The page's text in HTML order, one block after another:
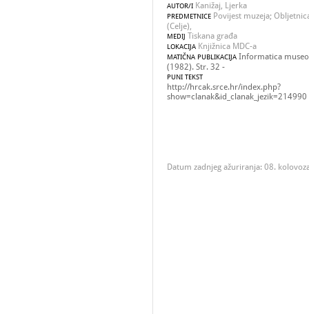
AUTOR/I Kanižaj, Ljerka
PREDMETNICE Povijest muzeja;
(Celje),
MEDIJ Tiskana građa
LOKACIJA Knjižnica MDC-a
MATIČNA PUBLIKACIJA Informatica
(1982). Str. 32 -
PUNI TEKST
http://hrcak.srce.hr/index.php?
show=clanak&id_clanak_jezik=214990
Datum zadnjeg ažuriranja: 08.